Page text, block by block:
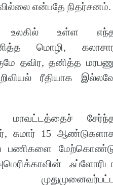
என்பதே நிதர்சனம்.
உலகில் உள்ள
மொழி,
தவிர, தனித்த
ரீதியாக
மாவட்டத்தைச்
சுமார் 15
பணிகளை